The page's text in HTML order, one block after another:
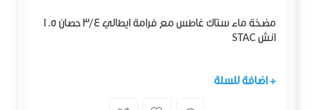
مضخة ماء ستاك غاطس مع فرامة ايطالي 3/4 حصان 1.5
انش STAC
+ اضافة للسلة